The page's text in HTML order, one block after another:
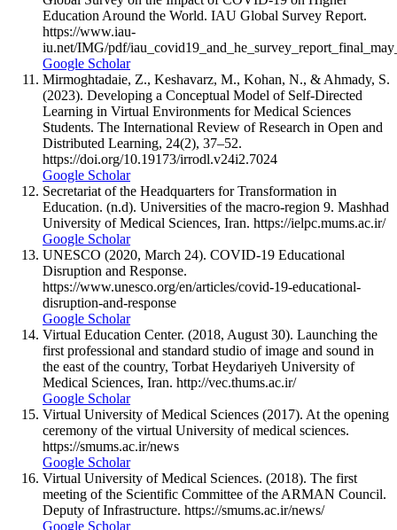
Education Around the World. IAU Global Survey Report.
https://www.iau-
iu.net/IMG/pdf/
Google Scholar
Mirmoghtadaie, Z., Keshavarz, M., Kohan, N., & Ahmady, S.
(2023). Developing a Conceptual Model of Self-Directed
Learning in Virtual Environments for Medical Sciences
Students. The International Review of Research in Open and
Distributed Learning, 24(2), 37–52.
https://doi.org/10.19173/irrodl.v24i2.7024
Google Scholar
Secretariat of the Headquarters for Transformation in
Education. (n.d). Universities of the macro-region 9. Mashhad
University of Medical Sciences, Iran. https://ielpc.mums.ac.ir/
Google Scholar
UNESCO (2020, March 24). COVID-19 Educational
Disruption and Response.
https://www.unesco.org/en/articles/covid-19-educational-
disruption-and-response
Google Scholar
Virtual Education Center. (2018, August 30). Launching the
first professional and standard studio of image and sound in
the east of the country, Torbat Heydariyeh University of
Medical Sciences, Iran. http://vec.thums.ac.ir/
Google Scholar
Virtual University of Medical Sciences (2017). At the opening
ceremony of the virtual University of medical sciences.
https://smums.ac.ir/news
Google Scholar
Virtual University of Medical Sciences. (2018). The first
meeting of the Scientific Committee of the ARMAN Council.
Deputy of Infrastructure. https://smums.ac.ir/news/
Google Scholar